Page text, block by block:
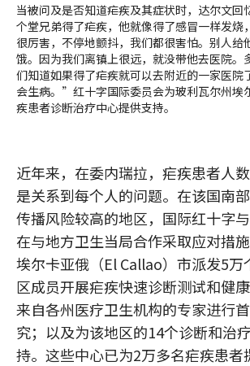
当被问及是否知道疟疾及其症状时，达尔文
个堂兄弟得了疟疾，他就像得了感冒一样发烧
很厉害，不停地颤抖，我们都很害怕。别人给
饿。因为我们离镇上很远，就没带他去医院。
们知道如果得了疟疾就可以去附近的一家医院
会生病。”红十字国际委员会为玻利瓦尔州埃
疾患者诊断治疗中心提供支持。
近年来，在委内瑞拉，疟疾患者人
是关系到每个人的问题。在该国南
传播风险较高的地区，国际红十字
在与地方卫生当局合作采取应对措
埃尔卡亚俄（El Callao）市派发5万
区成员开展疟疾快速诊断测试和健
来自各州医疗卫生机构的专家进行
究；以及为该地区的14个诊断和治
持。这些中心已为2万多名疟疾患者